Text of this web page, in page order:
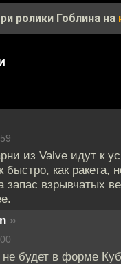
ролики Гоблина на
из Valve идут к
быстро, как ракета,
запас взрывчатых
»
будет в форме